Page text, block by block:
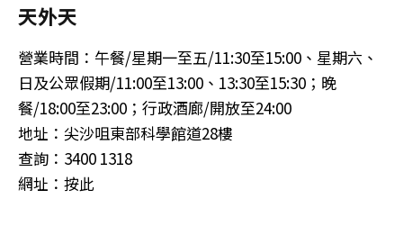
天外天
營業時間：午餐/星期一至五/11:30至15:00、星期六、
日及公眾假期/11:00至13:00、13:30至15:30；晚
餐/18:00至23:00；行政酒廊/開放至24:00
地址：尖沙咀東部科學館道28樓
查詢：3400 1318
網址：按此